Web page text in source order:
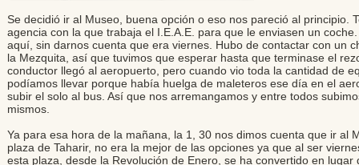
Se decidió ir al Museo, buena opción o eso nos pareció al principio.
agencia con la que trabaja el I.E.A.E. para que le enviasen un
aquí, sin darnos cuenta que era viernes. Hubo de contactar con un
la Mezquita, así que tuvimos que esperar hasta que terminase el
conductor llegó al aeropuerto, pero cuando vio toda la cantidad de
podíamos llevar porque había huelga de maleteros ese día en el
subir el solo al bus. Así que nos arremangamos y entre todos
mismos.
Ya para esa hora de la mañana, la 1, 30 nos dimos cuenta que ir al
plaza de Taharir, no era la mejor de las opciones ya que al ser
esta plaza, desde la Revolución de Enero, se ha convertido en lugar